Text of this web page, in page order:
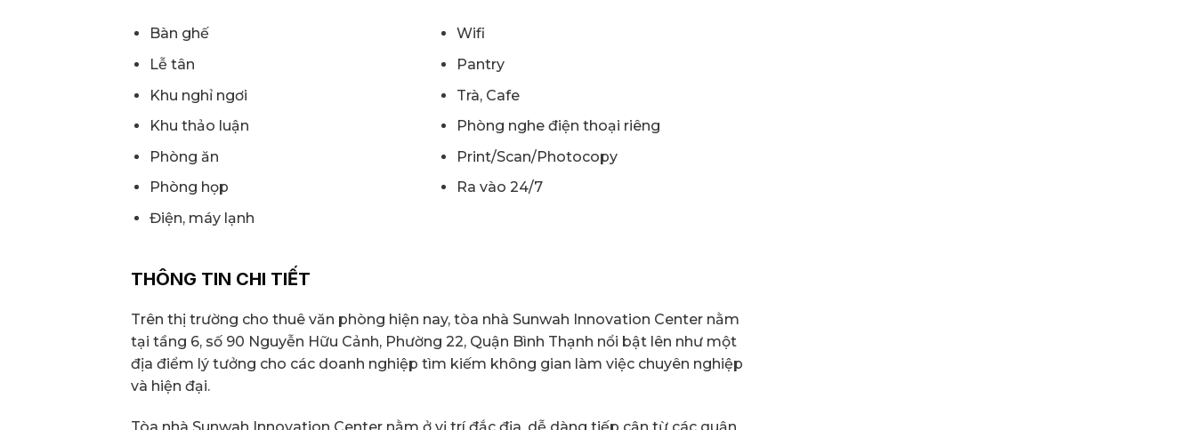
Bàn ghế
Wifi
Lễ tân
Pantry
Khu nghỉ ngơi
Trà, Cafe
Khu thảo luận
Phòng nghe điện thoại riêng
Phòng ăn
Print/Scan/Photocopy
Phòng họp
Ra vào 24/7
Điện, máy lạnh
THÔNG TIN CHI TIẾT
Trên thị trường cho thuê văn phòng hiện nay, tòa nhà Sunwah Innovation Center nằm
tại tầng 6, số 90 Nguyễn Hữu Cảnh, Phường 22, Quận Bình Thạnh nổi bật lên như một
địa điểm lý tưởng cho các doanh nghiệp tìm kiếm không gian làm việc chuyên nghiệp
và hiện đại.